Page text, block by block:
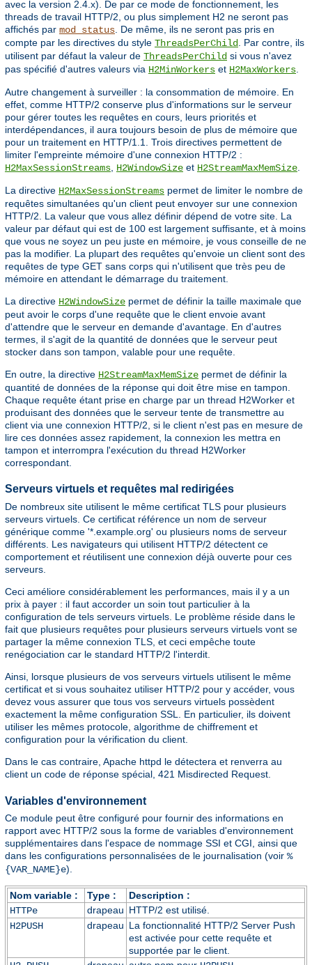
avec la version 2.4.x). De par ce mode de fonctionnement, les
threads de travail HTTP/2, ou plus simplement H2 ne seront pas
affichés par mod_status . De même, ils ne seront pas pris en
compte par les directives du style ThreadsPerChild . Par contre, ils
utilisent par défaut la valeur de ThreadsPerChild si vous n'avez
pas spécifié d'autres valeurs via H2MinWorkers et H2MaxWorkers
Autre changement à surveiller : la consommation de mémoire. En
effet, comme HTTP/2 conserve plus d'informations sur le serveur
pour gérer toutes les requêtes en cours, leurs priorités et
interdépendances, il aura toujours besoin de plus de mémoire que
pour un traitement en HTTP/1.1. Trois directives permettent de
limiter l'empreinte mémoire d'une connexion HTTP/2 :
H2MaxSessionStreams H2WindowSize et H2StreamMaxMemSize
La directive H2MaxSessionStreams permet de limiter le nombre de
requêtes simultanées qu'un client peut envoyer sur une connexion
HTTP/2. La valeur que vous allez définir dépend de votre site. La
valeur par défaut qui est de 100 est largement suffisante, et à moins
que vous ne soyez un peu juste en mémoire, je vous conseille de ne
pas la modifier. La plupart des requêtes qu'envoie un client sont des
requêtes de type GET sans corps qui n'utilisent que très peu de
mémoire en attendant le démarrage du traitement.
La directive H2WindowSize permet de définir la taille maximale que
peut avoir le corps d'une requête que le client envoie avant
d'attendre que le serveur en demande d'avantage. En d'autres
termes, il s'agit de la quantité de données que le serveur peut
stocker dans son tampon, valable pour une requête.
En outre, la directive H2StreamMaxMemSize permet de définir la
quantité de données de la réponse qui doit être mise en tampon.
Chaque requête étant prise en charge par un thread H2Worker et
produisant des données que le serveur tente de transmettre au
client via une connexion HTTP/2, si le client n'est pas en mesure de
lire ces données assez rapidement, la connexion les mettra en
tampon et interrompra l'exécution du thread H2Worker
correspondant.
Serveurs virtuels et requêtes mal redirigées
De nombreux site utilisent le même certificat TLS pour plusieurs
serveurs virtuels. Ce certificat référence un nom de serveur
générique comme '*.example.org' ou plusieurs noms de serveur
différents. Les navigateurs qui utilisent HTTP/2 détectent ce
comportement et réutilisent une connexion déjà ouverte pour ces
serveurs.
Ceci améliore considérablement les performances, mais il y a un
prix à payer : il faut accorder un soin tout particulier à la
configuration de tels serveurs virtuels. Le problème réside dans le
fait que plusieurs requêtes pour plusieurs serveurs virtuels vont se
partager la même connexion TLS, et ceci empêche toute
renégociation car le standard HTTP/2 l'interdit.
Ainsi, lorsque plusieurs de vos serveurs virtuels utilisent le même
certificat et si vous souhaitez utiliser HTTP/2 pour y accéder, vous
devez vous assurer que tous vos serveurs virtuels possèdent
exactement la même configuration SSL. En particulier, ils doivent
utiliser les mêmes protocole, algorithme de chiffrement et
configuration pour la vérification du client.
Dans le cas contraire, Apache httpd le détectera et renverra au
client un code de réponse spécial, 421 Misdirected Request.
Variables d'environnement
Ce module peut être configuré pour fournir des informations en
rapport avec HTTP/2 sous la forme de variables d'environnement
supplémentaires dans l'espace de nommage SSI et CGI, ainsi que
dans les configurations personnalisées de le journalisation (voir %
{VAR_NAME}e).
Nom variable : Type :
Description :
HTTPe
drapeau HTTP/2 est utilisé.
H2PUSH
drapeau La fonctionnalité HTTP/2 Server Push
est activée pour cette requête et
supportée par le client.